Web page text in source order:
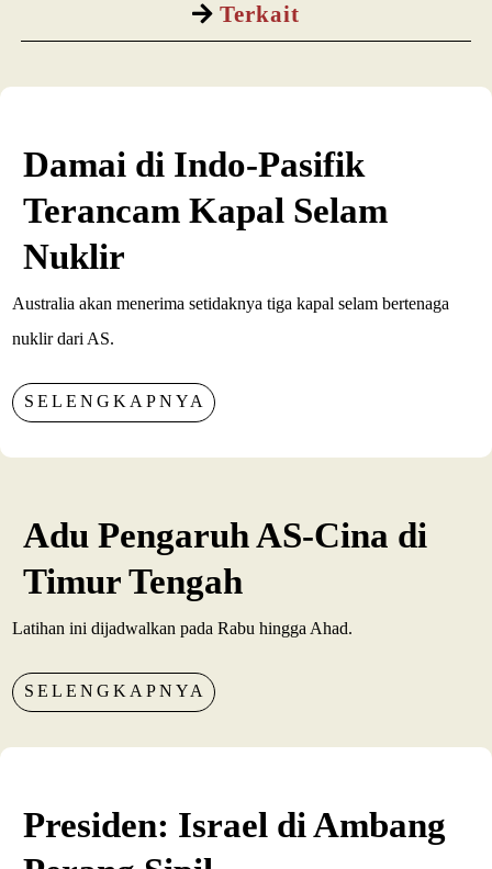
Terkait
Damai di Indo-Pasifik
Terancam Kapal Selam
Nuklir
Australia akan menerima setidaknya tiga kapal selam bertenaga
nuklir dari AS.
SELENGKAPNYA
Adu Pengaruh AS-Cina di
Timur Tengah
Latihan ini dijadwalkan pada Rabu hingga Ahad.
SELENGKAPNYA
Presiden: Israel di Ambang